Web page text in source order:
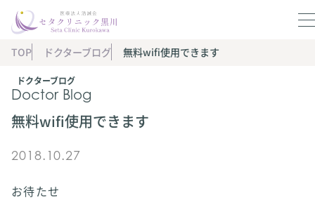
ドクターブログ
Doctor Blog
TOP ドクターブログ 無料wifi使用できます
無料wifi使用できます
2018.10.27
お待たせ